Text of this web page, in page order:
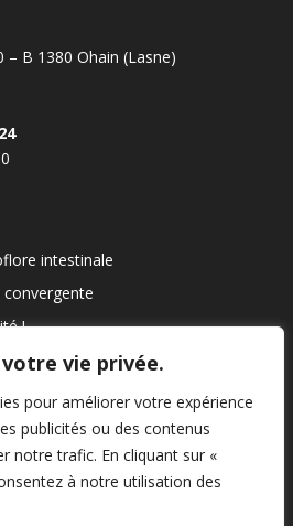
vie privée.
pour améliorer votre expérience
publicités ou des contenus
notre trafic. En cliquant sur «
à notre utilisation des
– B 1380 Ohain (Lasne)
intestinale
convergente
!
sans bistouri